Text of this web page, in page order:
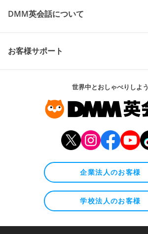
DMM英会話について
お客様サポート
世界中とおしゃべりしよう
企業法人のお客様
学校法人のお客様